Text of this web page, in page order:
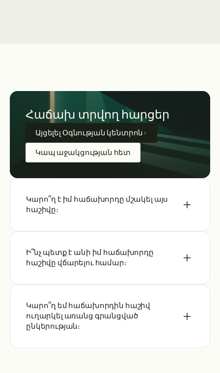
Հաճախ տրվող հարցեր
Այցելել Օգնության կենտրոն
Կապ աջակցության հետ
Կարո՞ղ է իմ հաճախորդը մշակել այս
հաշիվը։
Ի՞նչ պետք է անի իմ հաճախորդը
հաշիվը վճարելու համար։
Կարո՞ղ եմ հաճախորդին հաշիվ
ուղարկել առանց գրանցված
ընկերության։